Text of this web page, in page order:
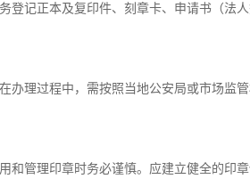
记正本及复印件、刻章卡、申请书（
理过程中，需按照当地公安局或市场监
管理印章时务必谨慎。应建立健全的印